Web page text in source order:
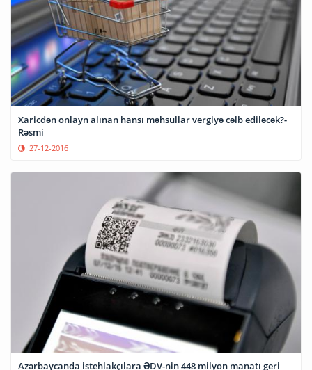
Xaricdən onlayn alınan hansı məhsullar vergiyə cəlb ediləcək?-
Rəsmi
27-12-2016
Azərbaycanda istehlakçılara ƏDV-nin 448 milyon manatı geri